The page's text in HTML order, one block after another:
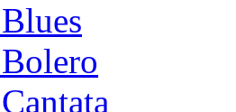
Blues
Bolero
Cantata